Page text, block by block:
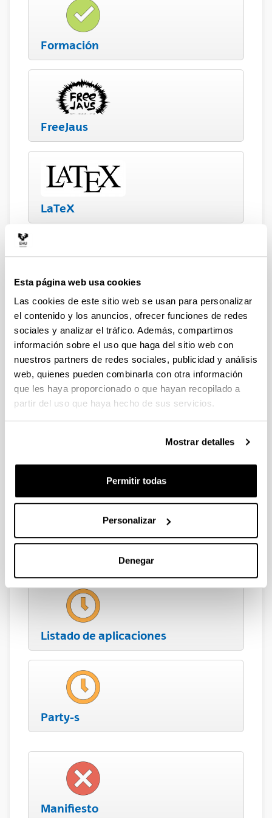
Esta página web usa cookies
Las cookies de este sitio web se usan para personalizar
el contenido y los anuncios, ofrecer funciones de redes
sociales y analizar el tráfico. Además, compartimos
información sobre el uso que haga del sitio web con
nuestros partners de redes sociales, publicidad y análisis
web, quienes pueden combinarla con otra información
que les haya proporcionado o que hayan recopilado a
partir del uso que haya hecho de sus servicios.
Mostrar detalles
Permitir todas
Personalizar
Denegar
Formación
FreeJaus
LaTeX
Plantillas
Tech
Trac!
Listado de aplicaciones
Party-s
Manifiesto